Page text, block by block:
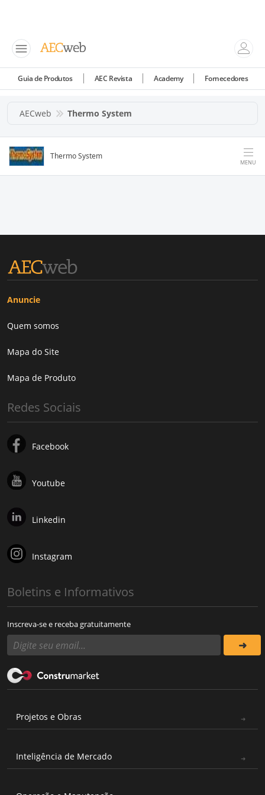
Guia de Produtos AEC Revista Academy Fornecedores
AECweb Thermo System
Thermo System
MENU
Anuncie
Quem somos
Mapa do Site
Mapa de Produto
Redes Sociais
Facebook
Youtube
Linkedin
Instagram
Boletins e Informativos
Inscreva-se e receba gratuitamente
Projetos e Obras
Inteligência de Mercado